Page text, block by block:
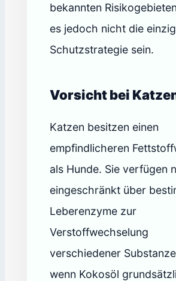
bekannten
es jedoch nicht die
Schutzstrategie sein.
Vorsicht bei
Katzen besitzen einen
empfindlicheren
als Hunde. Sie verfügen
eingeschränkt über
Leberenzyme zur
Verstoffwechselung
verschiedener
wenn Kokosöl